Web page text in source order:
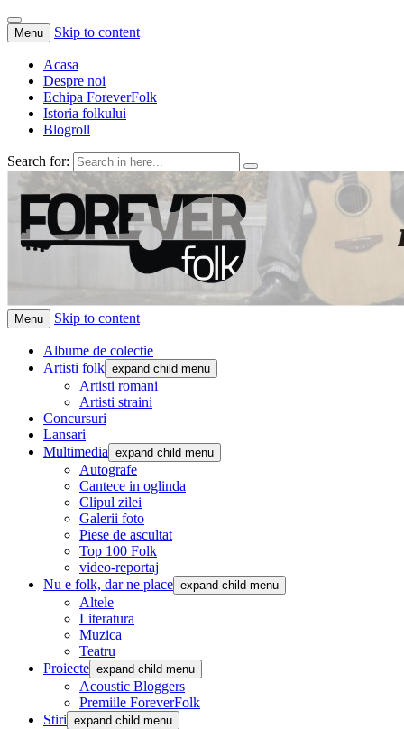
Menu Skip to content
Acasa
Despre noi
Echipa ForeverFolk
Istoria folkului
Blogroll
Search for:
ForeverFolk
Muzica sufletului tau
Menu Skip to content
Albume de colectie
Artisti folk expand child menu
Artisti romani
Artisti straini
Concursuri
Lansari
Multimedia expand child menu
Autografe
Cantece in oglinda
Clipul zilei
Galerii foto
Piese de ascultat
Top 100 Folk
video-reportaj
Nu e folk, dar ne place expand child menu
Altele
Literatura
Muzica
Teatru
Proiecte expand child menu
Acoustic Bloggers
Premiile ForeverFolk
Stiri expand child menu